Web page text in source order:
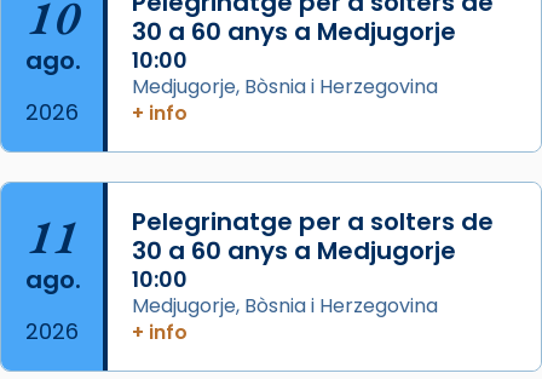
Arquebisbat de Barcelona
2 weeks ago
Memòria de les santes Juliana i
Acompanyant la història de sant Cugat, a
partir de l’Edat Mitjana sorgeix la tradició
que les santes Juliana (“relatiu a Júlia”) i
Semproniana (“relatiu a Semprònia =
eterna”) són deixebles seves. I l’any 1667, el
frare Joan Gaspar Roig, afirma en una obra
que les santes són filles de l’antiga Iluro.
10
ago.
2026
30 a 60 anys a Medjugorje
10:00
Medjugorje, Bòsnia i Herzegovina
+ info
11
ago.
2026
Pelegrinatge per a solters de
30 a 60 anys a Medjugorje
10:00
Medjugorje, Bòsnia i Herzegovina
+ info